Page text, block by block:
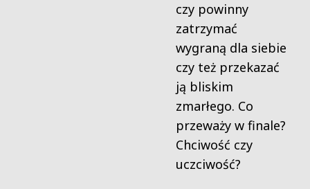
czy powinny
zatrzymać
wygraną dla siebie
czy też przekazać
ją bliskim
zmarłego. Co
przeważy w finale?
Chciwość czy
uczciwość?